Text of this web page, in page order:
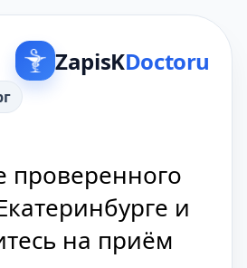
ZapisKDoctoru
проверенного
и
на приём